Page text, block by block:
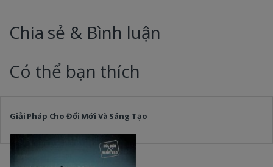
Chia sẻ & Bình luận
Có thể bạn thích
Giải Pháp Cho Đổi Mới Và Sáng Tạo